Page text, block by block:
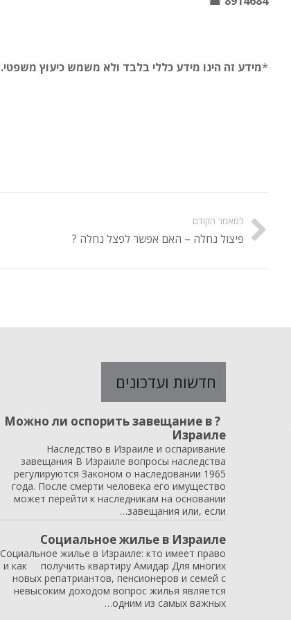
*מידע זה הינו מידע כללי בלבד ולא משמש כיעוץ משפטי.
למאמר הקודם
פיצול נחלה – האם אפשר לפצל נחלה ?
חדשות ועדכונים
? Можно ли оспорить завещание в
Израиле
Наследство в Израиле и оспаривание
завещания В Израиле вопросы наследства
регулируются Законом о наследовании 1965
года. После смерти человека его имущество
может перейти к наследникам на основании
завещания или, если…
Социальное жилье в Израиле
Социальное жилье в Израиле: кто имеет право
и как получить квартиру Амидар Для многих
новых репатриантов, пенсионеров и семей с
невысоким доходом вопрос жилья является
одним из самых важных…